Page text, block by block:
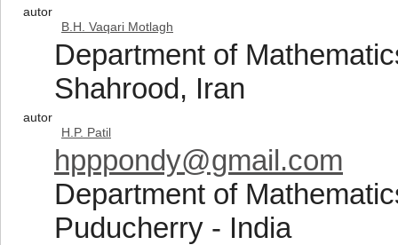
autor
B.H. Vaqari Motlagh
Department of
Shahrood, Iran
autor
H.P. Patil
hpppondy@gmail.com
Department of
Puducherry - India